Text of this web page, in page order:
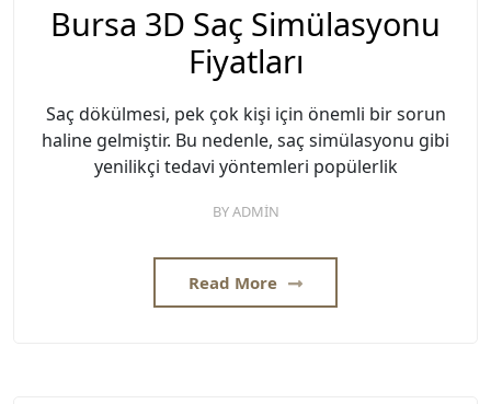
Bursa 3D Saç Simülasyonu
Fiyatları
Saç dökülmesi, pek çok kişi için önemli bir sorun
haline gelmiştir. Bu nedenle, saç simülasyonu gibi
yenilikçi tedavi yöntemleri popülerlik
BYADMIN
Read More